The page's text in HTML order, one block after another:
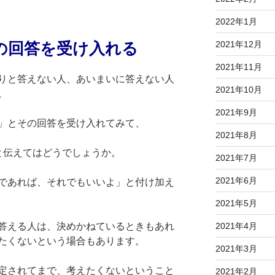
答を受け入れる
と答えない人、あいまいに答えない人
その回答を受け入れてみて、
えてはどうでしょうか。
あれば、それでもいいよ」と付け加え
える人は、決めかねているときもあれ
ないという場合もあります。
されてまで、考えたくないということ
2022年1月
2021年12月
2021年11月
2021年10月
2021年9月
2021年8月
2021年7月
2021年6月
2021年5月
2021年4月
2021年3月
2021年2月